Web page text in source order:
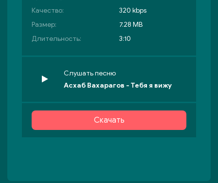
Качество:
320 kbps
Размер:
7.28 MB
Длительность:
3:10
Слушать песню
Асхаб Вахарагов - Тебя я вижу
Скачать